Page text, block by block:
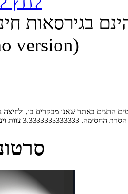
version)
החסימה. 3.3333333333333 צוות